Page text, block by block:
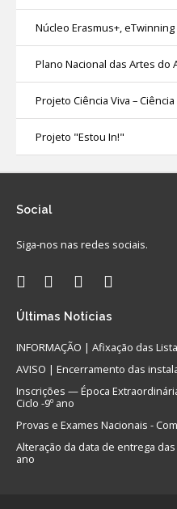
Núcleo Erasmus+,
Plano Nacional das Artes do
Projeto Ciência Viva – Ciência
Projeto "Estou In!"
Social
Siga-nos nas redes sociais.
Últimas Notícias
INFORMAÇÃO | Afixação das
AVISO | Encerramento das
Inscrições — Época
Ciclo -9º ano
Provas e Exames Nacionais -
Alteração da data de entrega
ano